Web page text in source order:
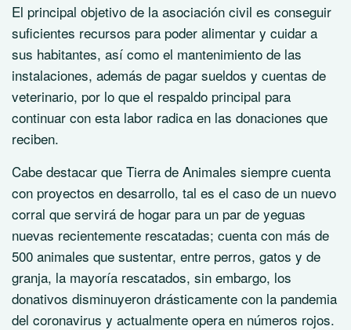
El principal objetivo de la asociación civil es conseguir
suficientes recursos para poder alimentar y cuidar a
sus habitantes, así como el mantenimiento de las
instalaciones, además de pagar sueldos y cuentas de
veterinario, por lo que el respaldo principal para
continuar con esta labor radica en las donaciones que
reciben.
Cabe destacar que Tierra de Animales siempre cuenta
con proyectos en desarrollo, tal es el caso de un nuevo
corral que servirá de hogar para un par de yeguas
nuevas recientemente rescatadas; cuenta con más de
500 animales que sustentar, entre perros, gatos y de
granja, la mayoría rescatados, sin embargo, los
donativos disminuyeron drásticamente con la pandemia
del coronavirus y actualmente opera en números rojos.